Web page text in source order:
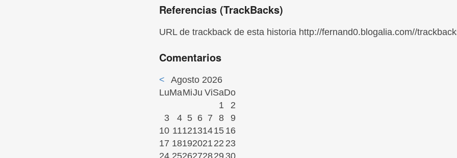
Referencias (TrackBacks)
URL de trackback de esta historia http://fernand0.blogalia.com//
Comentarios
<
Agosto 2026
LuMaMiJu ViSaDo
1
2
3
4 5 6 7 8
9
10 1112131415 16
17 18192021 22 23
24 2526272829 30